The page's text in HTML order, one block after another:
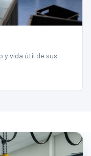
y vida útil de sus